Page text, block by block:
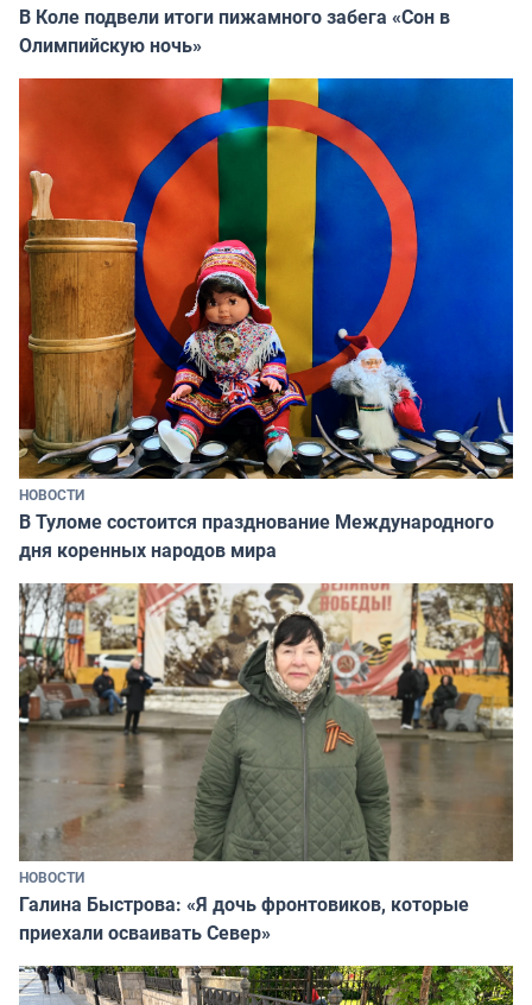
В Коле подвели итоги пижамного забега «Сон в
Олимпийскую ночь»
НОВОСТИ
В Туломе состоится празднование Международного
дня коренных народов мира
НОВОСТИ
Галина Быстрова: «Я дочь фронтовиков, которые
приехали осваивать Север»